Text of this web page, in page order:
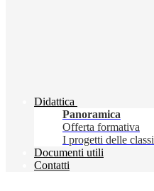
Didattica
Panoramica
Offerta formativa
I progetti delle classi
Documenti utili
Contatti